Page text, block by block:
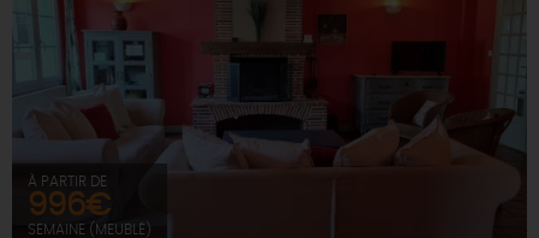
À PARTIR DE
996€
SEMAINE (MEUBLÉ)